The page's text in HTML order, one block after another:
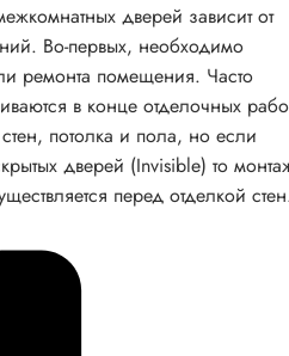
дверей зависит от
Во-первых, необходимо
ремонта помещения. Часто
в конце отделочных
потолка и пола, но если
дверей (Invisible) то
перед отделкой